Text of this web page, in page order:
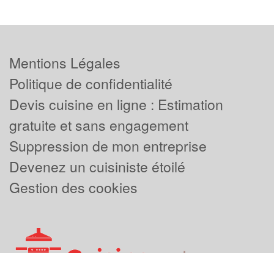
Mentions Légales
Politique de confidentialité
Devis cuisine en ligne : Estimation
gratuite et sans engagement
Suppression de mon entreprise
Devenez un cuisiniste étoilé
Gestion des cookies